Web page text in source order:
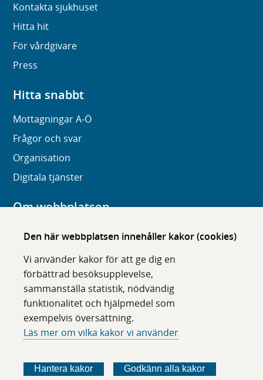
Den här webbplatsen innehåller kakor (cookies)
Vi använder kakor för att ge dig en
förbättrad besöksupplevelse,
sammanställa statistik, nödvändig
funktionalitet och hjälpmedel som
exempelvis översättning.
Läs mer om vilka kakor vi använder
Hantera kakor Godkänn alla kakor
Kontakta sjukhuset
Hitta hit
För vårdgivare
Press
Hitta snabbt
Mottagningar A-Ö
Frågor och svar
Organisation
Digitala tjänster
Om webbplatsen
Om karolinska.se
Tillgänglighet
Om cookies
Följ oss i sociala medier
ö
l
ö
l
ö
l